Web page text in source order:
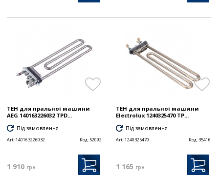
ТЕН для пральної машини
AEG 140163226032 TPD...
Під замовлення
Art:140163226032 Код:52092
1 910 грн
ТЕН для пральної машини
Electrolux 1240325470 TP...
Під замовлення
Art:1240325470 Код: 35416
1 165 грн